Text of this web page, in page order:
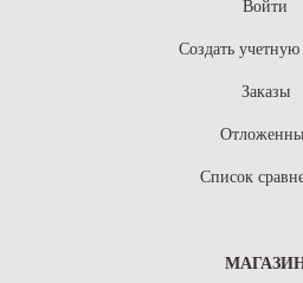
Войти
Создать учетную
Заказы
Список